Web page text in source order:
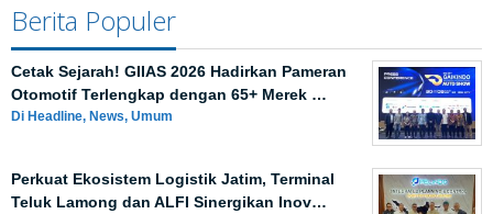
Berita Populer
Cetak Sejarah! GIIAS 2026 Hadirkan Pameran
Otomotif Terlengkap dengan 65+ Merek …
Di Headline, News, Umum
Perkuat Ekosistem Logistik Jatim, Terminal
Teluk Lamong dan ALFI Sinergikan Inov…